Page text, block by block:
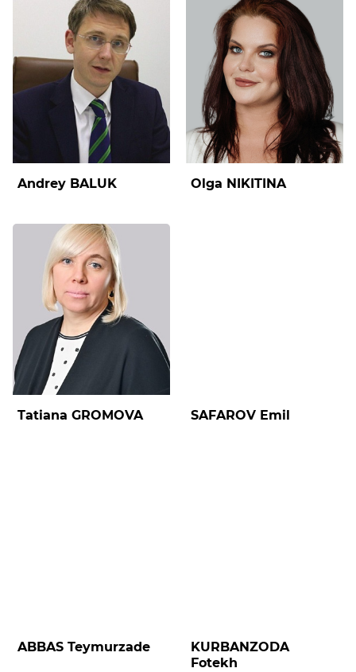
Andrey BALUK Olga NIKITINA
Tatiana GROMOVA SAFAROV Emil
ABBAS Teymurzade
KURBANZODA
Fotekh